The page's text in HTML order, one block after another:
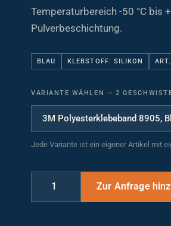
Temperaturbereich -50 °C bis
Pulverbeschichtung.
BLAU KLEBSTOFF: SILIKON
VARIANTE WÄHLEN
Jede Variante ist ein eigener Artikel mit